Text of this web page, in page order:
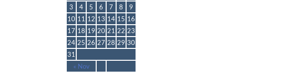
« Nov
3
4 5 6 7 8
9
10 11 12 13 14 15 16
17 18 19 20 21 22 23
24 25 26 27 28 29 30
31